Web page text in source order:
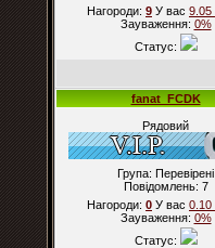
Нагороди: 9 У вас 9.05
Зауваження: 0%
Статус:
fanat_FCDK
Рядовий
Група: Перевірені
Повідомлень: 7
Нагороди: 0 У вас 0.10
Зауваження: 0%
Статус: